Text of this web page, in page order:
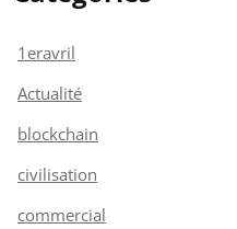
1eravril
Actualité
blockchain
civilisation
commercial